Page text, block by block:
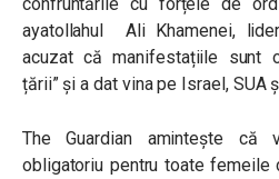
ayatollahul Ali Khamenei,
acuzat că manifestațiile sunt
țării” și a dat vina pe Israel, SUA
The Guardian amintește că
obligatoriu pentru toate femeile